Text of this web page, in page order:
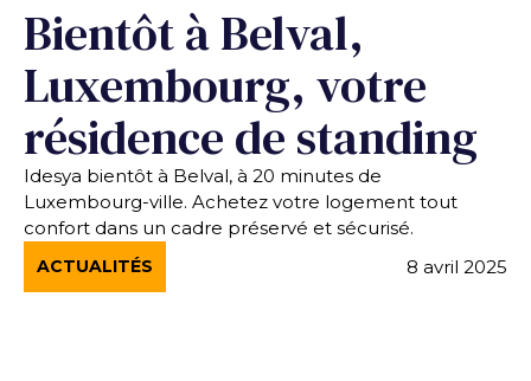
Bientôt à Belval,
Luxembourg, votre
résidence de standing
Idesya bientôt à Belval, à 20 minutes de
Luxembourg-ville. Achetez votre logement tout
confort dans un cadre préservé et sécurisé.
ACTUALITÉS 8 avril 2025